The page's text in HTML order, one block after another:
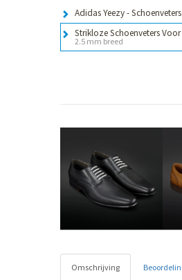
Adidas Yeezy - Schoenveters
Strikloze Schoenveters
2.5 mm breed
Omschrijving